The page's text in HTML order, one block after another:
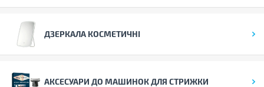
ДЗЕРКАЛА КОСМЕТИЧНІ
АКСЕСУАРИ ДО МАШИНОК ДЛЯ СТРИЖКИ